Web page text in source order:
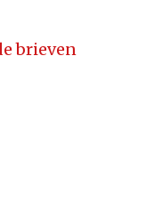
brieven